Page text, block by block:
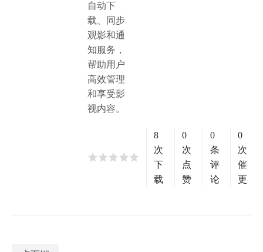
自动下
载、同步
观影和通
知服务，
帮助用户
高效管理
和享受影
视内容。
8
次
下
载
0
次
点
赞
0
条
评
论
0
次
催
更